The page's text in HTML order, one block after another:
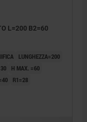
L=200 B2=60
LUNGHEZZA=200
H MAX. =60
R1=28